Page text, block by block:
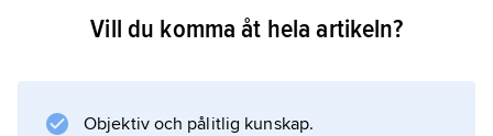
Varje människa har sitt eget mönster som
fingeravtryck på föremålet.
Vill du komma åt hela artikeln?
Objektiv och pålitlig kunskap.